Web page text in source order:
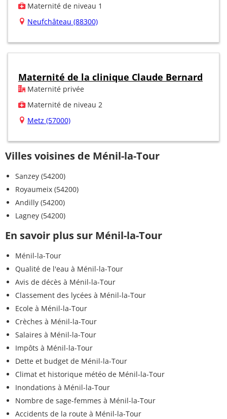
Maternité de niveau 1
Neufchâteau (88300)
Maternité de la clinique Claude Bernard
Maternité privée
Maternité de niveau 2
Metz (57000)
Villes voisines de Ménil-la-Tour
Sanzey (54200)
Royaumeix (54200)
Andilly (54200)
Lagney (54200)
En savoir plus sur Ménil-la-Tour
Ménil-la-Tour
Qualité de l'eau à Ménil-la-Tour
Avis de décès à Ménil-la-Tour
Classement des lycées à Ménil-la-Tour
Ecole à Ménil-la-Tour
Crèches à Ménil-la-Tour
Salaires à Ménil-la-Tour
Impôts à Ménil-la-Tour
Dette et budget de Ménil-la-Tour
Climat et historique météo de Ménil-la-Tour
Inondations à Ménil-la-Tour
Nombre de sage-femmes à Ménil-la-Tour
Accidents de la route à Ménil-la-Tour